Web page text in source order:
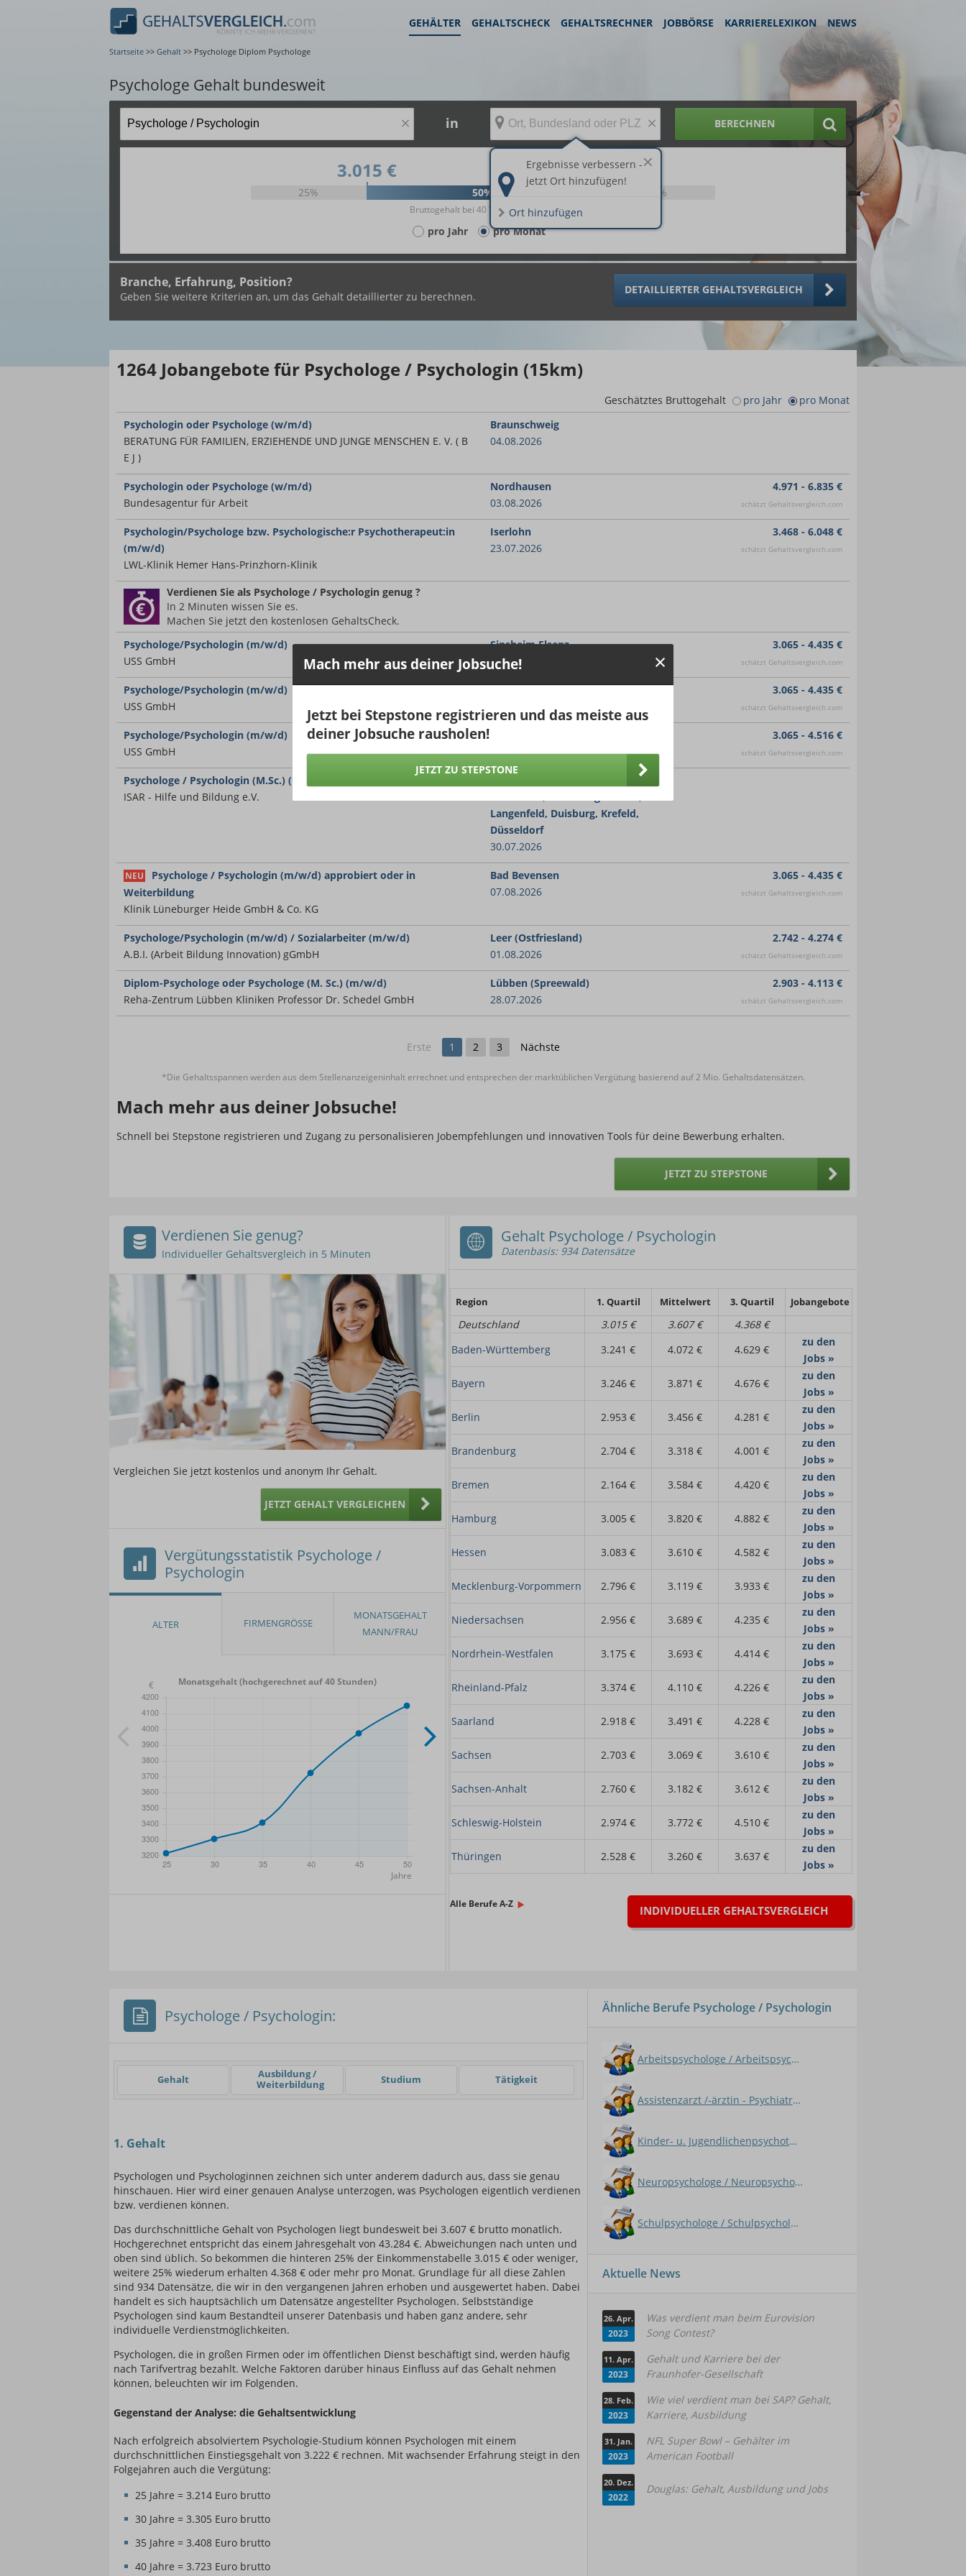
GEHÄLTER GEHALTSCHECK GEHALTSRECHNER JOBBÖRSE KARRIERELEXIKON NEWS
Startseite >> Gehalt >> Psychologe Diplom Psychologe
Psychologe Gehalt bundesweit
× in
Ergebnisse verbessern -
jetzt Ort hinzufügen!
Ort hinzufügen
× BERECHNEN
3.015 € 4.368 €
25% 50% 25%
Bruttogehalt bei 40 Wochenstunden.
pro Jahr pro Monat
Branche, Erfahrung, Position?
Geben Sie weitere Kriterien an, um das Gehalt detaillierter zu berechnen.
DETAILLIERTER GEHALTSVERGLEICH
1264 Jobangebotefür Psychologe / Psychologin (15km)
Geschätztes Bruttogehalt pro Jahr
pro Monat
Psychologin oder Psychologe (w/m/d)
BERATUNG FÜR FAMILIEN, ERZIEHENDE UND JUNGE MENSCHEN E. V. ( B
E J )
Braunschweig
04.08.2026
Psychologin oder Psychologe (w/m/d)
Bundesagentur für Arbeit
Nordhausen
03.08.2026
4.971 - 6.835 €
schätzt Gehaltsvergleich.com
Psychologin/Psychologe bzw. Psychologische:r Psychotherapeut:in
(m/w/d)
LWL-Klinik Hemer Hans-Prinzhorn-Klinik
Iserlohn
23.07.2026
3.468 - 6.048 €
schätzt Gehaltsvergleich.com
Verdienen Sie als Psychologe / Psychologin genug ?
In 2 Minuten wissen Sie es.
Machen Sie jetzt den kostenlosen GehaltsCheck.
Psychologe/Psychologin (m/w/d)
USS GmbH
Sinsheim Elsenz
05.08.2026
3.065 - 4.435 €
schätzt Gehaltsvergleich.com
Psychologe/Psychologin (m/w/d)
USS GmbH
Wiesloch
3.065 - 4.435 €
schätzt Gehaltsvergleich.com
Psychologe/Psychologin (m/w/d)
USS GmbH
05.08.2026
3.065 - 4.516 €
schätzt Gehaltsvergleich.com
Psychologe / Psychologin (M.Sc.) (m/w/d) freiberuflich 30 €/h
ISAR - Hilfe und Bildung e.V.
Langenfeld, Duisburg, Krefeld,
Düsseldorf
30.07.2026
NEU
Psychologe / Psychologin (m/w/d) approbiert oder in
Weiterbildung
Klinik Lüneburger Heide GmbH & Co. KG
Bad Bevensen
07.08.2026
3.065 - 4.435 €
schätzt Gehaltsvergleich.com
Psychologe/Psychologin (m/w/d) / Sozialarbeiter (m/w/d)
A.B.I. (Arbeit Bildung Innovation) gGmbH
Leer (Ostfriesland)
01.08.2026
2.742 - 4.274 €
schätzt Gehaltsvergleich.com
Diplom-Psychologe oder Psychologe (M. Sc.) (m/w/d)
Reha-Zentrum Lübben Kliniken Professor Dr. Schedel GmbH
Lübben (Spreewald)
28.07.2026
2.903 - 4.113 €
schätzt Gehaltsvergleich.com
Erste 1 2 3 Nächste
*Die Gehaltsspannen werden aus dem Stellenanzeigeninhalt errechnet und entsprechen der marktüblichen Vergütung basierend auf 2 Mio. Gehaltsdatensätzen.
Mach mehr aus deiner Jobsuche!
Schnell bei Stepstone registrieren und Zugang zu personalisieren Jobempfehlungen und innovativen Tools für deine Bewerbung erhalten.
JETZT ZU STEPSTONE
Mach mehr aus deiner Jobsuche!
Jetzt bei Stepstone registrieren und das meiste aus
deiner Jobsuche rausholen!
JETZT ZU STEPSTONE
Gehalt Psychologe / Psychologin
Datenbasis: 934 Datensätze
Region 1. Quartil Mittelwert 3. Quartil Jobangebote
Deutschland 3.015 € 3.607 €
4.368 €
Baden-Württemberg
3.241 € 4.072 € 4.629 €
zu den
Jobs »
Bayern
3.246 € 3.871 € 4.676 €
zu den
Jobs »
Berlin
2.953 € 3.456 € 4.281 €
zu den
Jobs »
Brandenburg
2.704 € 3.318 € 4.001 €
zu den
Jobs »
Bremen
2.164 € 3.584 € 4.420 €
zu den
Jobs »
Hamburg
3.005 € 3.820 € 4.882 €
zu den
Jobs »
Hessen
3.083 € 3.610 € 4.582 €
zu den
Jobs »
Mecklenburg-Vorpommern
2.796 € 3.119 € 3.933 €
zu den
Jobs »
Niedersachsen
2.956 € 3.689 € 4.235 €
zu den
Jobs »
Nordrhein-Westfalen
3.175 € 3.693 € 4.414 €
zu den
Jobs »
Rheinland-Pfalz
3.374 € 4.110 € 4.226 €
zu den
Jobs »
Saarland
2.918 € 3.491 € 4.228 €
zu den
Jobs »
Sachsen
2.703 € 3.069 € 3.610 €
zu den
Jobs »
Sachsen-Anhalt
2.760 € 3.182 € 3.612 €
zu den
Jobs »
Schleswig-Holstein
2.974 € 3.772 € 4.510 €
zu den
Jobs »
Thüringen
2.528 € 3.260 € 3.637 €
zu den
Jobs »
Alle Berufe A-Z INDIVIDUELLER GEHALTSVERGLEICH
Verdienen Sie genug?
Individueller Gehaltsvergleich in 5 Minuten
Vergleichen Sie jetzt kostenlos und anonym Ihr Gehalt.
JETZT GEHALT VERGLEICHEN
Vergütungsstatistik Psychologe /
Psychologin
Monatsgehalt (hochgerechnet auf 40 Stunden)
Psychologe / Psychologin:
Gehalt
Ausbildung /
Weiterbildung
Studium Tätigkeit
1. Gehalt
Psychologen und Psychologinnen zeichnen sich unter anderem dadurch aus, dass sie genau
hinschauen. Hier wird einer genauen Analyse unterzogen, was Psychologen eigentlich verdienen
bzw. verdienen können.
Das durchschnittliche Gehalt von Psychologen liegt bundesweit bei 3.607 € brutto monatlich.
Hochgerechnet entspricht das einem Jahresgehalt von 43.284 €. Abweichungen nach unten und
oben sind üblich. So bekommen die hinteren 25% der Einkommenstabelle 3.015 € oder weniger,
weitere 25% wiederum erhalten 4.368 € oder mehr pro Monat. Grundlage für all diese Zahlen
sind 934 Datensätze, die wir in den vergangenen Jahren erhoben und ausgewertet haben. Dabei
handelt es sich hauptsächlich um Datensätze angestellter Psychologen. Selbstständige
Psychologen sind kaum Bestandteil unserer Datenbasis und haben ganz andere, sehr
individuelle Verdienstmöglichkeiten.
Psychologen, die in großen Firmen oder im öffentlichen Dienst beschäftigt sind, werden häufig
nach Tarifvertrag bezahlt. Welche Faktoren darüber hinaus Einfluss auf das Gehalt nehmen
können, beleuchten wir im Folgenden.
Gegenstand der Analyse: die Gehaltsentwicklung
Nach erfolgreich absolviertem Psychologie-Studium können Psychologen mit einem
durchschnittlichen Einstiegsgehalt von 3.222 € rechnen. Mit wachsender Erfahrung steigt in den
Folgejahren auch die Vergütung:
25 Jahre = 3.214 Euro brutto
30 Jahre = 3.305 Euro brutto
35 Jahre = 3.408 Euro brutto
40 Jahre = 3.723 Euro brutto
Ähnliche Berufe Psychologe / Psychologin
Arbeitspsychologe / Arbeitspsychologin
Assistenzarzt /-ärztin - Psychiatrie u. Psychotherapie
Kinder- u. Jugendlichenpsychotherapeut / in
Neuropsychologe / Neuropsychologin
Schulpsychologe / Schulpsychologin
Aktuelle News
26. Apr.
2023
Was verdient man beim Eurovision
Song Contest?
11. Apr.
2023
Gehalt und Karriere bei der
Fraunhofer-Gesellschaft
28. Feb.
2023
Wie viel verdient man bei SAP? Gehalt,
Karriere, Ausbildung
31. Jan.
2023
NFL Super Bowl – Gehälter im
American Football
20. Dez.
2022
Douglas: Gehalt, Ausbildung und Jobs